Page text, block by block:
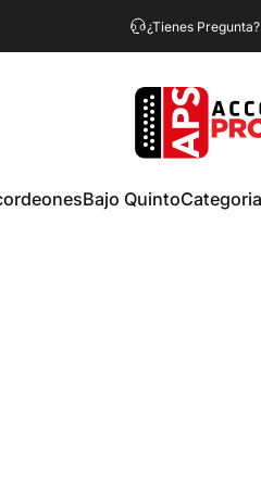
¿Tienes
Accordion Pro
Bajo Quinto